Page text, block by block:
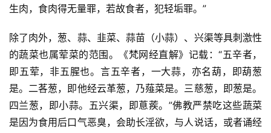
资
讯
生肉，食肉得无量罪，若故食者，犯轻垢罪。”
除了肉外，葱、蒜、韭菜、蒜苗（小蒜）、兴渠等具刺激性
的蔬菜也属荤菜的范围。《梵网经直解》记载：“五辛者，
即五荤，非五腥也。言五辛者，一大蒜，亦名葫，即葫葱
是。二茖葱，即他经云革葱，乃薤菜是。三慈葱，即葱是。
四兰葱，即小蒜。五兴渠，即蒠蒺。”佛教严禁吃这些蔬菜
是因为食用后口气恶臭，会助长淫欲，与人说话，或者诵经